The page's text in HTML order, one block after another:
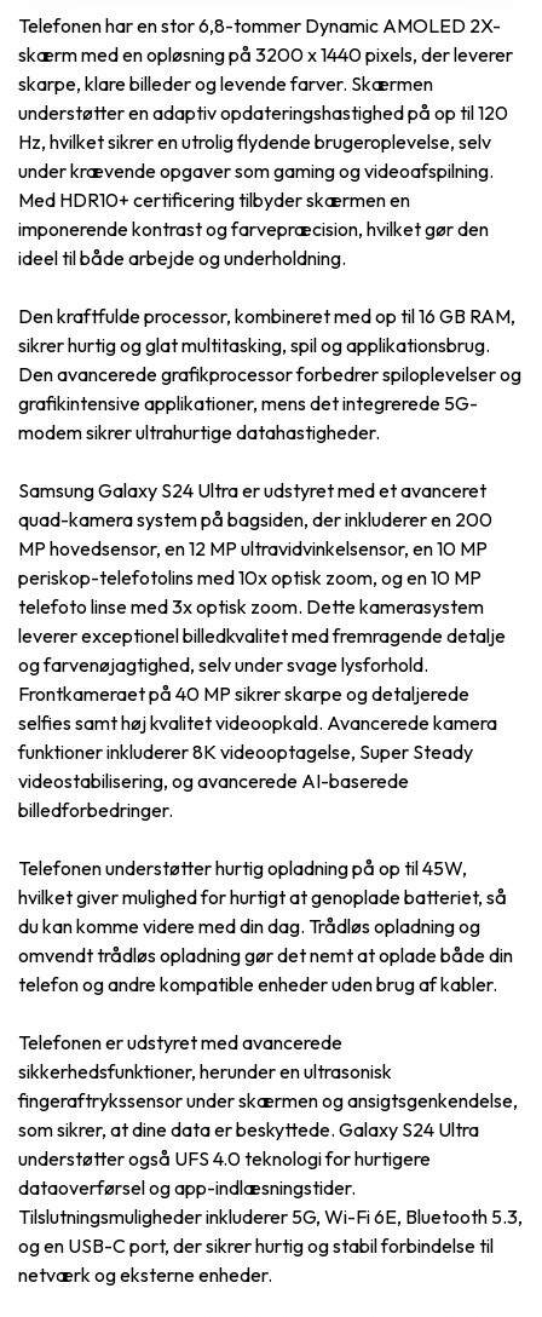
Telefonen har en stor 6,8-tommer Dynamic AMOLED 2X-
skærm med en opløsning på 3200 x 1440 pixels, der leverer
skarpe, klare billeder og levende farver. Skærmen
understøtter en adaptiv opdateringshastighed på op til 120
Hz, hvilket sikrer en utrolig flydende brugeroplevelse, selv
under krævende opgaver som gaming og videoafspilning.
Med HDR10+ certificering tilbyder skærmen en
imponerende kontrast og farvepræcision, hvilket gør den
ideel til både arbejde og underholdning.
Den kraftfulde processor, kombineret med op til 16 GB RAM,
sikrer hurtig og glat multitasking, spil og applikationsbrug.
Den avancerede grafikprocessor forbedrer spiloplevelser og
grafikintensive applikationer, mens det integrerede 5G-
modem sikrer ultrahurtige datahastigheder.
Samsung Galaxy S24 Ultra er udstyret med et avanceret
quad-kamera system på bagsiden, der inkluderer en 200
MP hovedsensor, en 12 MP ultravidvinkelsensor, en 10 MP
periskop-telefotolins med 10x optisk zoom, og en 10 MP
telefoto linse med 3x optisk zoom. Dette kamerasystem
leverer exceptionel billedkvalitet med fremragende detalje
og farvenøjagtighed, selv under svage lysforhold.
Frontkameraet på 40 MP sikrer skarpe og detaljerede
selfies samt høj kvalitet videoopkald. Avancerede kamera
funktioner inkluderer 8K videooptagelse, Super Steady
videostabilisering, og avancerede AI-baserede
billedforbedringer.
Telefonen understøtter hurtig opladning på op til 45W,
hvilket giver mulighed for hurtigt at genoplade batteriet, så
du kan komme videre med din dag. Trådløs opladning og
omvendt trådløs opladning gør det nemt at oplade både din
telefon og andre kompatible enheder uden brug af kabler.
Telefonen er udstyret med avancerede
sikkerhedsfunktioner, herunder en ultrasonisk
fingeraftrykssensor under skærmen og ansigtsgenkendelse,
som sikrer, at dine data er beskyttede. Galaxy S24 Ultra
understøtter også UFS 4.0 teknologi for hurtigere
dataoverførsel og app-indlæsningstider.
Tilslutningsmuligheder inkluderer 5G, Wi-Fi 6E, Bluetooth 5.3,
og en USB-C port, der sikrer hurtig og stabil forbindelse til
netværk og eksterne enheder.